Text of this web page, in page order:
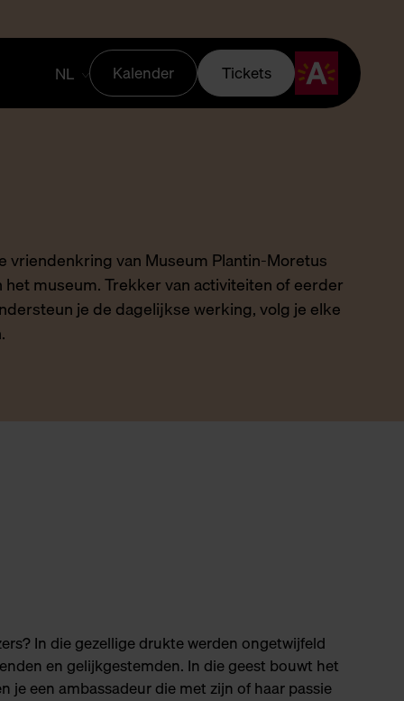
NL Kalender Tickets
vriendenkring van Museum Plantin-Moretus
museum. Trekker van activiteiten of eerder
je de dagelijkse werking, volg je elke
In die gezellige drukte werden ongetwijfeld
en gelijkgestemden. In die geest bouwt het
een ambassadeur die met zijn of haar passie